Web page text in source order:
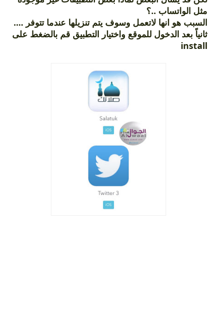
مثل الواتساب ..؟
السبب هو انها لاتعمل وسوف يتم تنزيلها عندما تتوفر ....
ثانياً بعد الدخول للموقع واختيار التطبيق قم بالضغط على
install